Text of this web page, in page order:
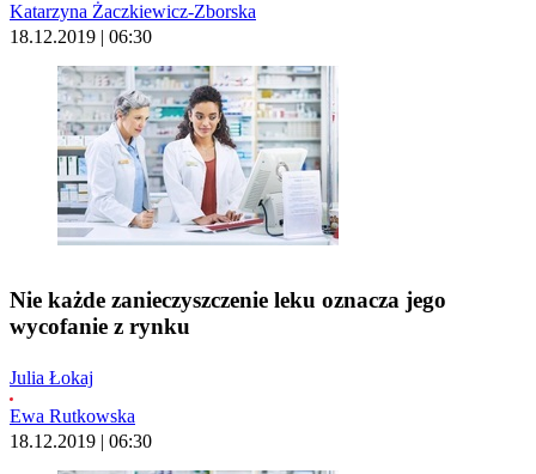
Katarzyna Żaczkiewicz-Zborska
18.12.2019 | 06:30
Nie każde zanieczyszczenie leku oznacza jego
wycofanie z rynku
Julia Łokaj
Ewa Rutkowska
18.12.2019 | 06:30